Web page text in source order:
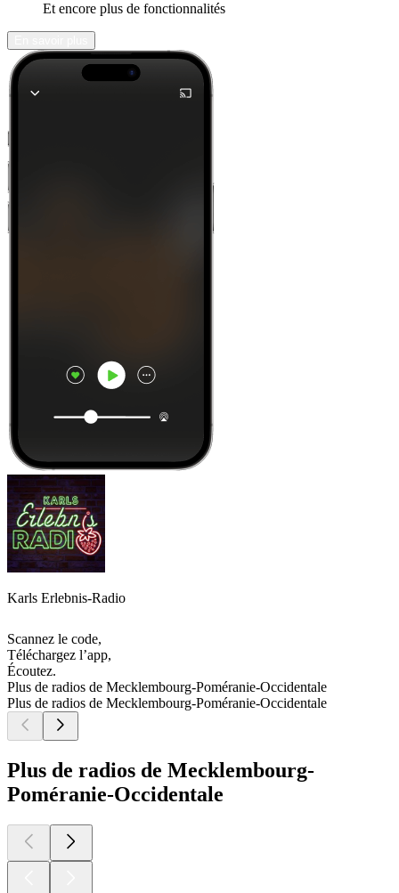
Et encore plus de fonctionnalités
Karls Erlebnis-Radio
Scannez le code,
Téléchargez l’app,
Écoutez.
Plus de radios de Mecklembourg-Poméranie-Occidentale
Plus de radios de Mecklembourg-Poméranie-Occidentale
Plus de radios de Mecklembourg-
Poméranie-Occidentale